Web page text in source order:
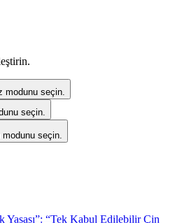
modunu seçin.
seçin.
seçin.
Yasası”: “Tek Kabul Edilebilir Çin